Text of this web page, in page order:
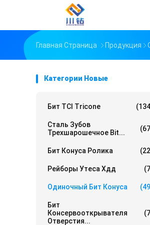
Главная Страница Продукция
Категории Новые
Бит TCI Tricone
Сталь Зубов
Трехшарошечное Bit...
Бит Конуса Ролика
Рейборы Утеса Хдд
Одиночный Бит Конуса
Бит
Консервооткрывателя
Отверстия...